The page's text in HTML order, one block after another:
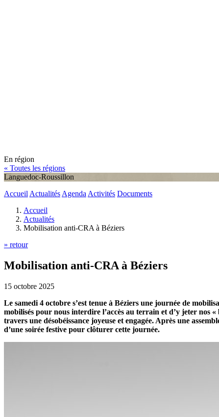
En région
« Toutes les régions
Languedoc-Roussillon
Accueil Actualités Agenda Activités Documents
Accueil
Actualités
Mobilisation anti-CRA à Béziers
» retour
Mobilisation anti-CRA à Béziers
15 octobre 2025
Le samedi 4 octobre s’est tenue à Béziers une journée de
mobilisés pour nous interdire l’accès au terrain et d’y jeter nos
travers une désobéissance joyeuse et engagée. Après une
d’une soirée festive pour clôturer cette journée.